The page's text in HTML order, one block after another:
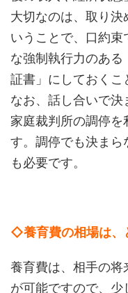
大切なのは、取り決
いうことで、口約
な強制執行力のあ
証書」にしておくこ
なお、話し合いで決
家庭裁判所の調停を
す。調停でも決ま
も必要です。
◇養育費の相場は、
養育費は、相手の将
が可能ですので、少